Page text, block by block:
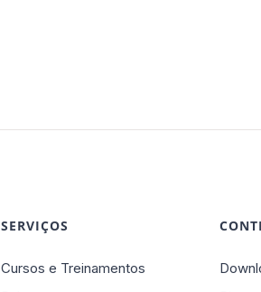
SERVIÇOS
Cursos e Treinamentos